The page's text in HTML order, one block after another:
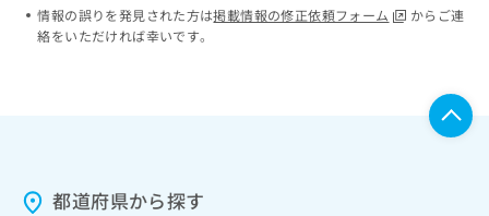
情報の誤りを発見された方は掲載情報の修正依頼フォーム
からご連
絡をいただければ幸いです。
都道府県から探す